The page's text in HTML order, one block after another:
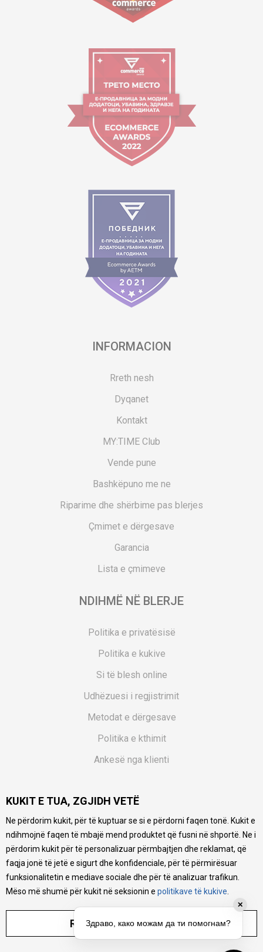
INFORMACION
Rreth nesh
Dyqanet
Kontakt
MY:TIME Club
Vende pune
Bashkëpuno me ne
Riparime dhe shërbime pas blerjes
Çmimet e dërgesave
Garancia
Lista e çmimeve
NDIHMË NË BLERJE
Politika e privatësisë
Politika e kukive
Si të blesh online
Udhëzuesi i regjistrimit
Metodat e dërgesave
Politika e kthimit
Ankesë nga klienti
Pyetjet më të shpeshta
Ne bëjmë çmos që të ofrojmë një përshkrim sa më të saktë
të produkteve tona, ofrojmë edhe foto e çmimin, por nuk
mund të garantojmë që informacioni është i plotë e pa
gabime. Të gjitha produktet janë pjesë e portfolios sonë, por
kjo nuk do të thotë se janë në gjendje në çdo çast.
KUKIT E TUA, ZGJIDH VETË
Ne përdorim kukit, për të kuptuar se si e përdorni faqen tonë. Kukit e
ndihmojnë faqen të mbajë mend produktet që fusni në shportë. Ne i
përdorim kukit për të personalizuar përmbajtjen dhe reklamat, që
faqja jonë të jetë e sigurt dhe konfidenciale, për të përmirësuar
funksionalitetin e mediave sociale dhe për të analizuar trafikun.
Mëso më shumë për kukit në seksionin e politikave të kukive
RREGULLO PARAMETRAT
✕
Здраво, како можам да ти помогнам?